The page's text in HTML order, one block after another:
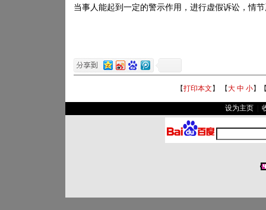
当事人能起到一定的警示作用，进行虚假诉讼，情
【打印本文 】 【大 中 小】
设为主页